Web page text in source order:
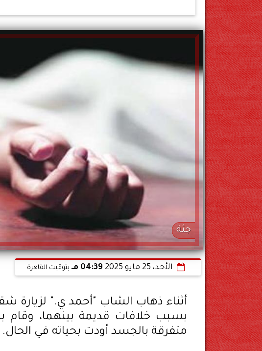
جثة
الأحد، 25 مايو 2025 04:39 مـ بتوقيت القاهرة
أثناء ذهاب الشاب "أحمد ي." لزيارة
بسبب خلافات قديمة بينهما،
متفرقة بالجسد أودت بحياته في الحال.